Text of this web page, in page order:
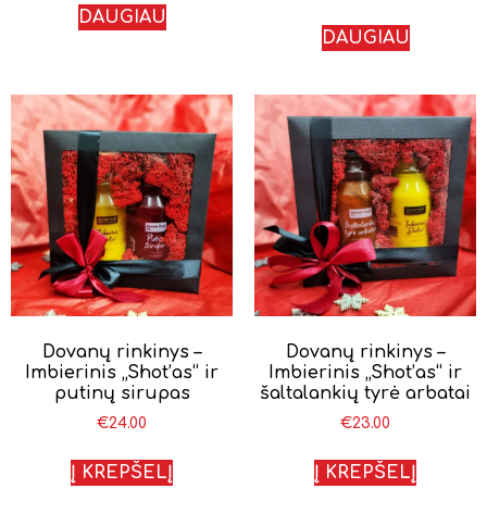
DAUGIAU
DAUGIAU
Dovanų rinkinys –
Imbierinis „Shot’as“ ir
putinų sirupas
€24.00
Į KREPŠELĮ
Dovanų rinkinys –
Imbierinis „Shot’as“ ir
šaltalankių tyrė arbatai
€23.00
Į KREPŠELĮ